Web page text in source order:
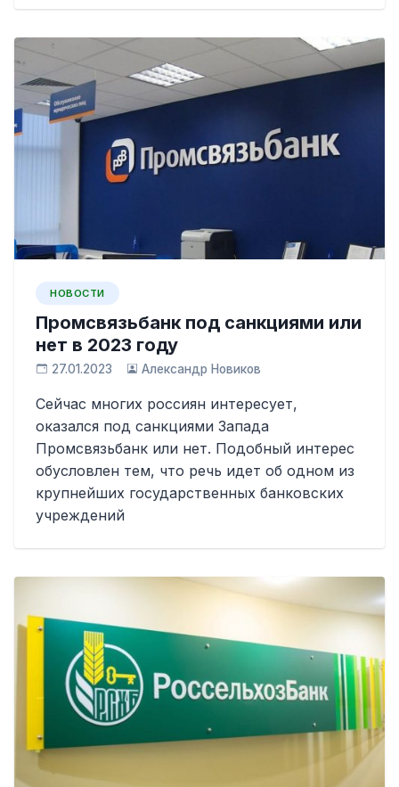
НОВОСТИ
Промсвязьбанк под санкциями или
нет в 2023 году
27.01.2023 Александр Новиков
Сейчас многих россиян интересует,
оказался под санкциями Запада
Промсвязьбанк или нет. Подобный интерес
обусловлен тем, что речь идет об одном из
крупнейших государственных банковских
учреждений